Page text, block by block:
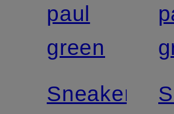
paul
green
Sneaker